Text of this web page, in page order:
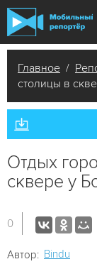
Главное /
столицы в
Отдых
сквере у
0
Автор: Bindu